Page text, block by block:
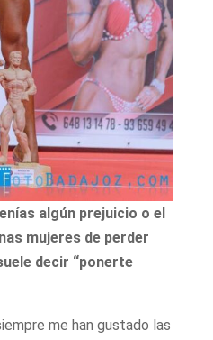
algún prejuicio o el
mujeres de perder
decir “ponerte
me han gustado las